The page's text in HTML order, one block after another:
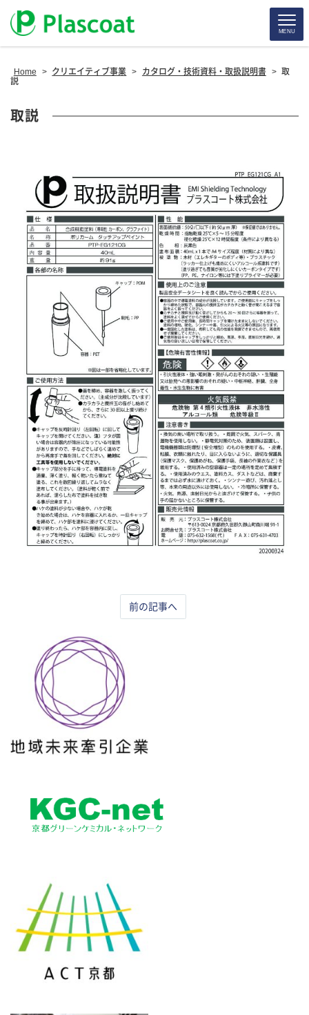
MENU
Home > クリエイティブ事業 > カタログ・技術資料・取扱説明書 > 取
説
取説
前の記事へ